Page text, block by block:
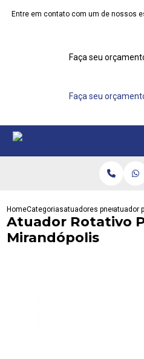
Entre em contato com um de nossos
Faça seu
Faça seu
HomeCategoriasatuadores pneumaticos
atuador
Atuador Rotativo
Mirandópolis